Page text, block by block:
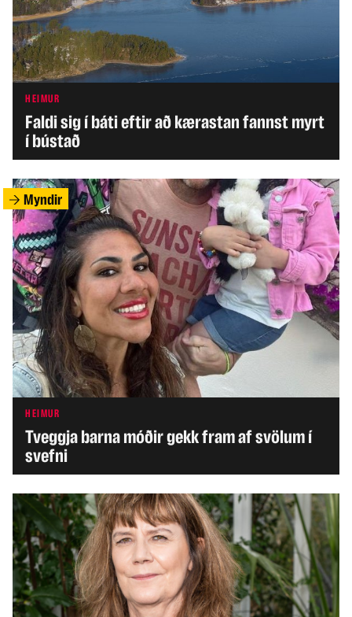
HEIMUR
Faldi sig í báti eftir að kærastan fannst myrt
í bústað
Myndir
HEIMUR
Tveggja barna móðir gekk fram af svölum í
svefni